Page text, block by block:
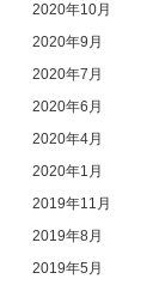
2020年10月
2020年9月
2020年7月
2020年6月
2020年4月
2020年1月
2019年11月
2019年8月
2019年5月